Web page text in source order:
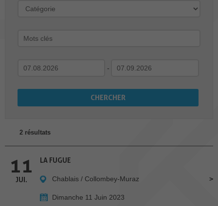
-
2 résultats
11
JUI.
LA FUGUE
Chablais / Collombey-Muraz
Dimanche 11 Juin 2023